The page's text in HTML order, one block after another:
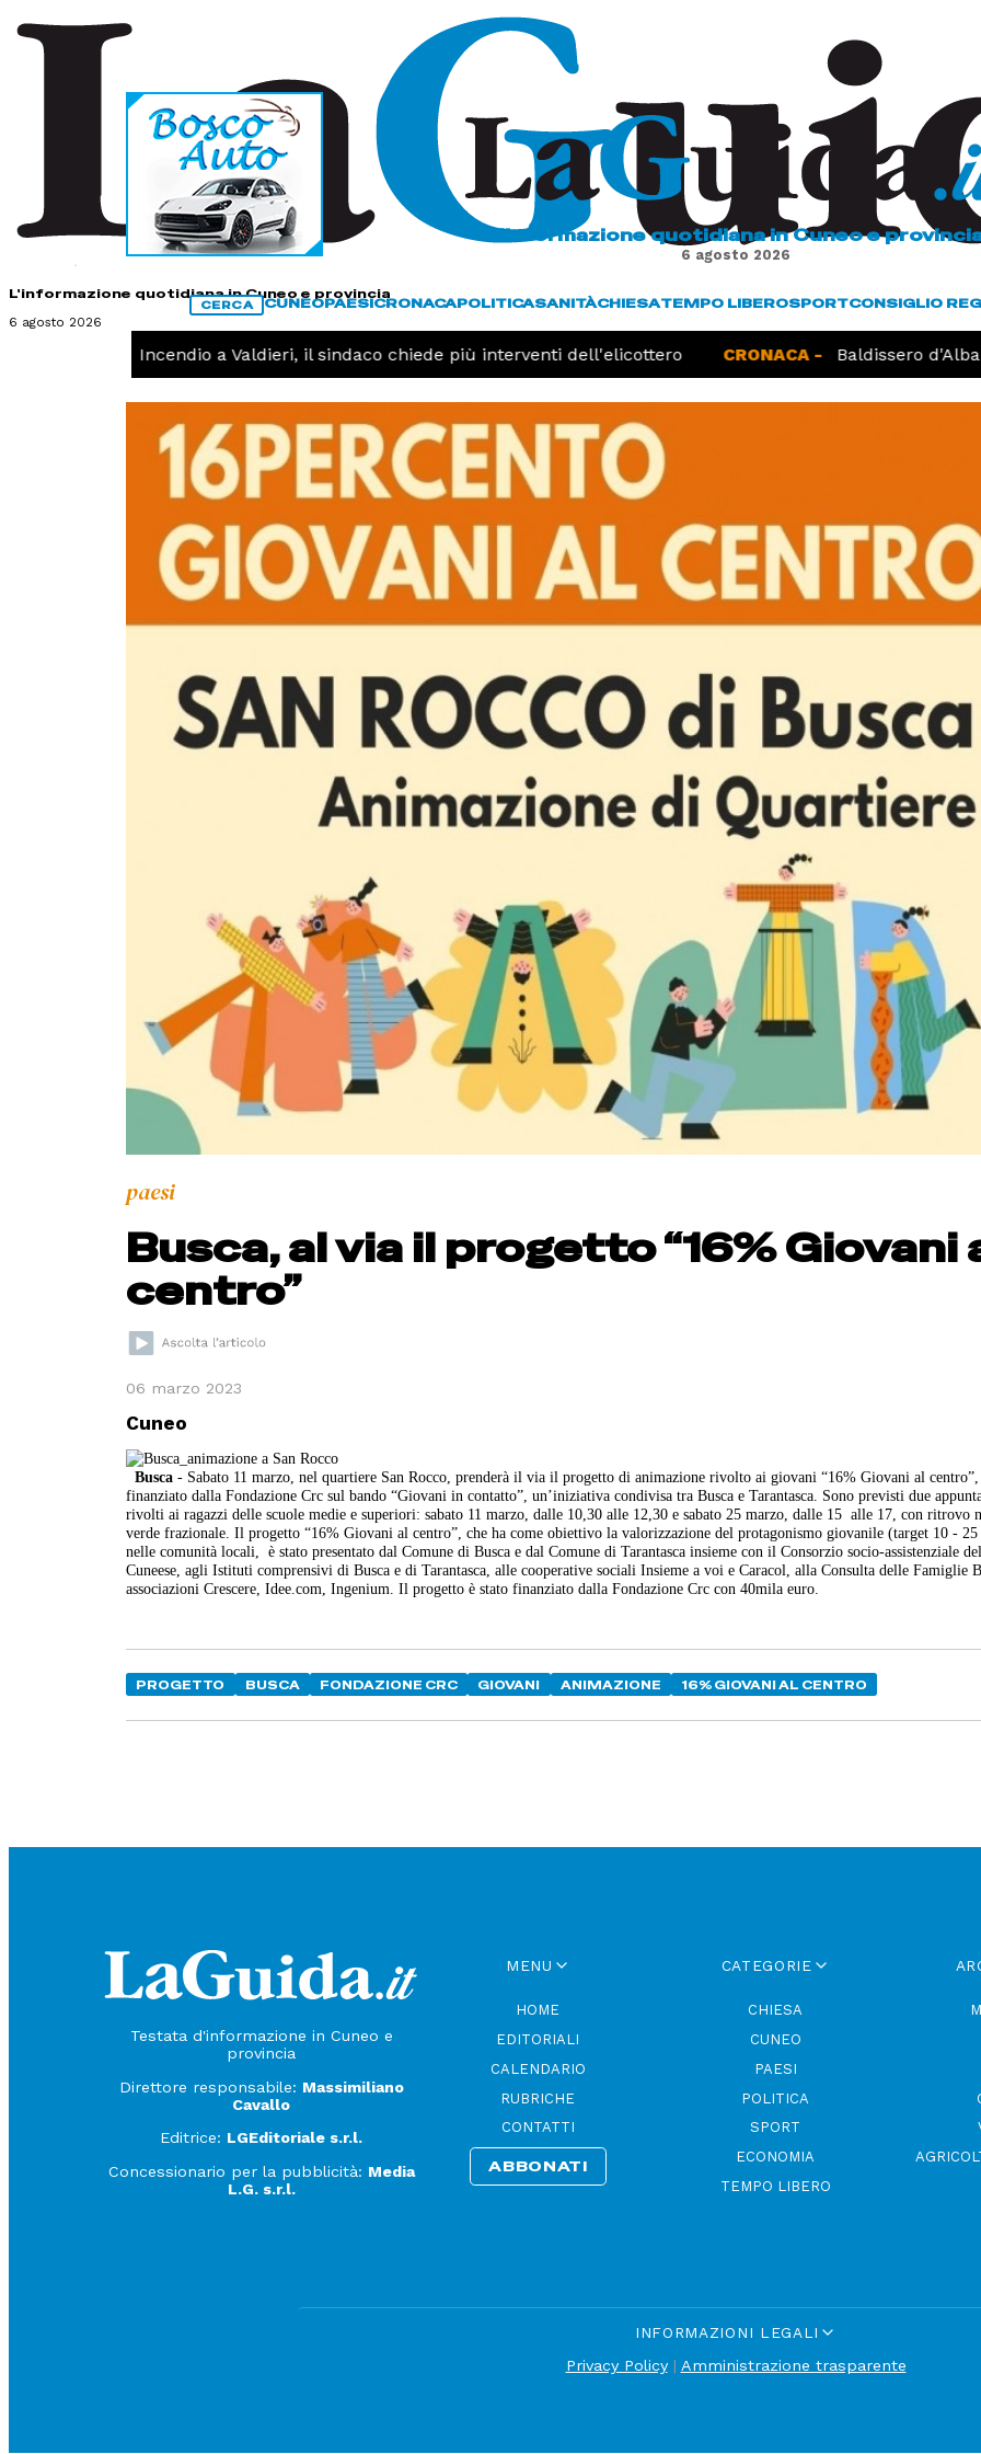
L'informazione quotidiana in Cuneo e provincia
6 agosto 2026
L'informazione quotidiana in Cuneo e
6 agosto 2026
CERCA CUNEOPAESICRONACAPOLITICASANITÀCHIESATEMPO LIBEROSPORTCONSIGLIO
Incendio a Valdieri, il sindaco chiede più interventi dell'elicottero CRONACA - Baldissero d'Alba,
paesi
Busca, al via il progetto “16% Giovani
centro”
06 marzo 2023
Cuneo
Busca - Sabato 11 marzo, nel quartiere San Rocco, prenderà il via il progetto di animazione rivolto ai giovani “16% Giovani al centro”,
finanziato dalla Fondazione Crc sul bando “Giovani in contatto”, un’iniziativa condivisa tra Busca e Tarantasca. Sono previsti due
rivolti ai ragazzi delle scuole medie e superiori: sabato 11 marzo, dalle 10,30 alle 12,30 e sabato 25 marzo, dalle 15 alle 17, con ritrovo
verde frazionale. Il progetto “16% Giovani al centro”, che ha come obiettivo la valorizzazione del protagonismo giovanile (target 10 -
nelle comunità locali, è stato presentato dal Comune di Busca e dal Comune di Tarantasca insieme con il Consorzio socio-assistenziale
Cuneese, agli Istituti comprensivi di Busca e di Tarantasca, alle cooperative sociali Insieme a voi e Caracol, alla Consulta delle Famiglie
associazioni Crescere, Idee.com, Ingenium. Il progetto è stato finanziato dalla Fondazione Crc con 40mila euro.
PROGETTO BUSCA FONDAZIONE CRC GIOVANI ANIMAZIONE 16% GIOVANI AL CENTRO
Testata d'informazione in Cuneo e
provincia
Direttore responsabile: Massimiliano
Cavallo
Editrice: LGEditoriale s.r.l.
Concessionario per la pubblicità: Media
L.G. s.r.l.
MENU
HOME
EDITORIALI
CALENDARIO
RUBRICHE
CONTATTI
ABBONATI
CATEGORIE
CHIESA
CUNEO
PAESI
POLITICA
SPORT
ECONOMIA
TEMPO LIBERO
INFORMAZIONI LEGALI
Privacy Policy| Amministrazione trasparente